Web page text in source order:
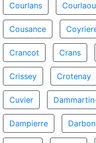
Courlans
Cousance
Crancot Crans
Crissey Crotenay
Cuvier
Dampierre